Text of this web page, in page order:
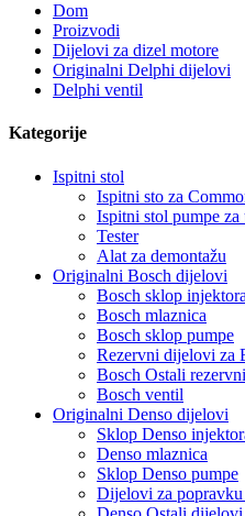
Dom
Proizvodi
Dijelovi za dizel motore
Originalni Delphi dijelovi
Delphi ventil
Kategorije
Ispitni stol
Ispitni sto za
Ispitni stol pumpe
Tester
Alat za demontažu
Originalni Bosch dijelovi
Bosch sklop injektora
Bosch mlaznica
Bosch sklop pumpe
Rezervni dijelovi za
Bosch Ostali
Bosch ventil
Originalni Denso dijelovi
Sklop Denso
Denso mlaznica
Sklop Denso pumpe
Dijelovi za